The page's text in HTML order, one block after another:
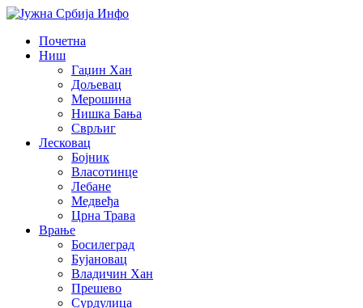
Почетна
Ниш
Гаџин Хан
Дољевац
Мерошина
Нишка Бања
Сврљиг
Лесковац
Бојник
Власотинце
Лебане
Медвеђа
Црна Трава
Врање
Босилеград
Бујановац
Владичин Хан
Прешево
Сурдулица